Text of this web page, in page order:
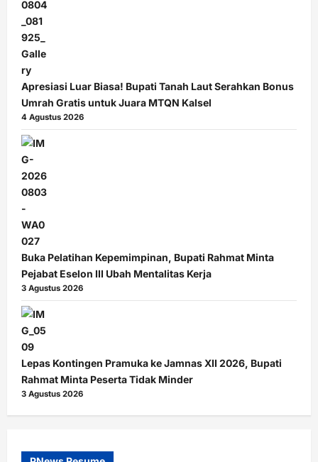
Apresiasi Luar Biasa! Bupati Tanah Laut Serahkan Bonus
Umrah Gratis untuk Juara MTQN Kalsel
4 Agustus 2026
Buka Pelatihan Kepemimpinan, Bupati Rahmat Minta
Pejabat Eselon III Ubah Mentalitas Kerja
3 Agustus 2026
Lepas Kontingen Pramuka ke Jamnas XII 2026, Bupati
Rahmat Minta Peserta Tidak Minder
3 Agustus 2026